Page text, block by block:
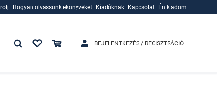
Hogyan olvassunk ekönyveket
Kiadóknak
Kapcsolat Én kiadom
BEJELENTKEZÉS / REGISZTRÁCIÓ